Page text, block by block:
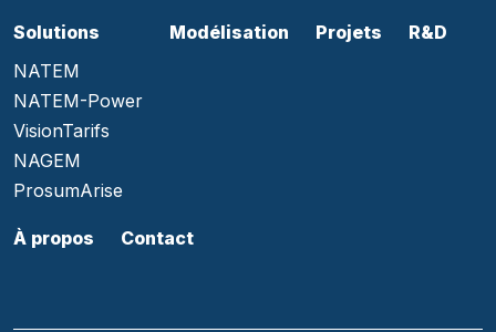
Solutions
NATEM
NATEM-Power
VisionTarifs
NAGEM
ProsumArise
Modélisation Projets R&D
À propos Contact